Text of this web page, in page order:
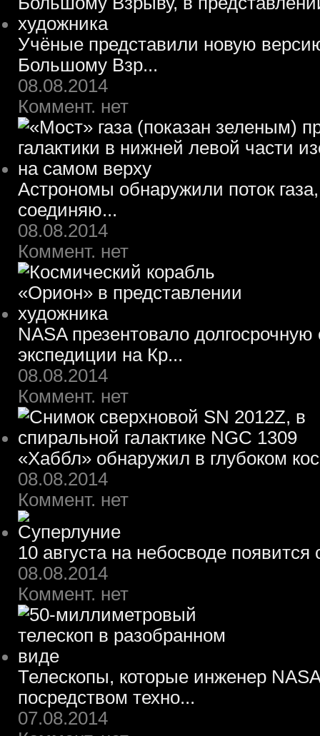
Учёные представили новую
Большому Взр...
08.08.2014
Коммент. нет
Астрономы обнаружили поток
соединяю...
08.08.2014
Коммент. нет
NASA презентовало
экспедиции на Кр...
08.08.2014
Коммент. нет
«Хаббл» обнаружил в глубоком
08.08.2014
Коммент. нет
10 августа на небосводе
08.08.2014
Коммент. нет
Телескопы, которые инженер
посредством техно...
07.08.2014